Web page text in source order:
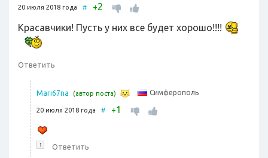
20 июля 2018 года # +2
Красавчики! Пусть у них все будет хорошо!!!!
Ответить
Mari67na (автор поста) Симферополь
20 июля 2018 года # +1
↑ Ответить